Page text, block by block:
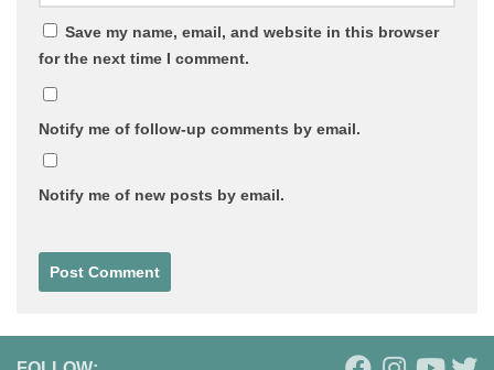
Save my name, email, and website in this browser
for the next time I comment.
Notify me of follow-up comments by email.
Notify me of new posts by email.